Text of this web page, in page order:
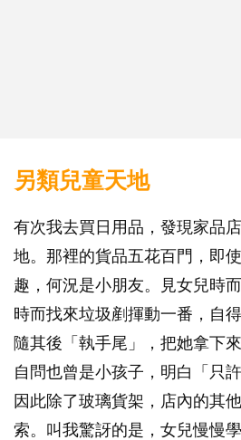
另類兒童天地
有次我去買日用品，發現家品
地。那裡的貨品五花百門，即
趣，何況是小朋友。見女兒時
時而找來垃圾剷揮動一番，自
隨其後「執手尾」，把她拿下
自問也曾是小孩子，明白「只
因此除了玻璃貨架，店內的其
索。叫我驚訝的是，女兒慢慢